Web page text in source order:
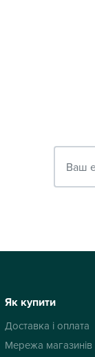
Як купити
Доставка і оплата
Мережа магазинів